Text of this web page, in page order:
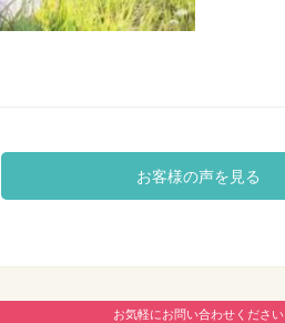
お客様の声を見る
お気軽にお問い合わせください